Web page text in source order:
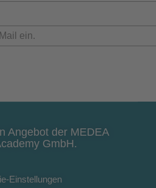
Angebot der MEDEA
GmbH.
Einstellungen